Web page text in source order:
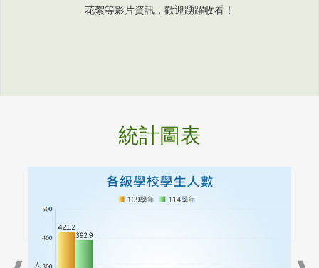
花絮等影片資訊，歡迎踴躍收看！
統計圖表